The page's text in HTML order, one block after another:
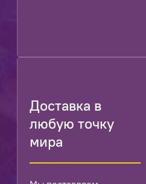
Доставка в
любую точку
мира